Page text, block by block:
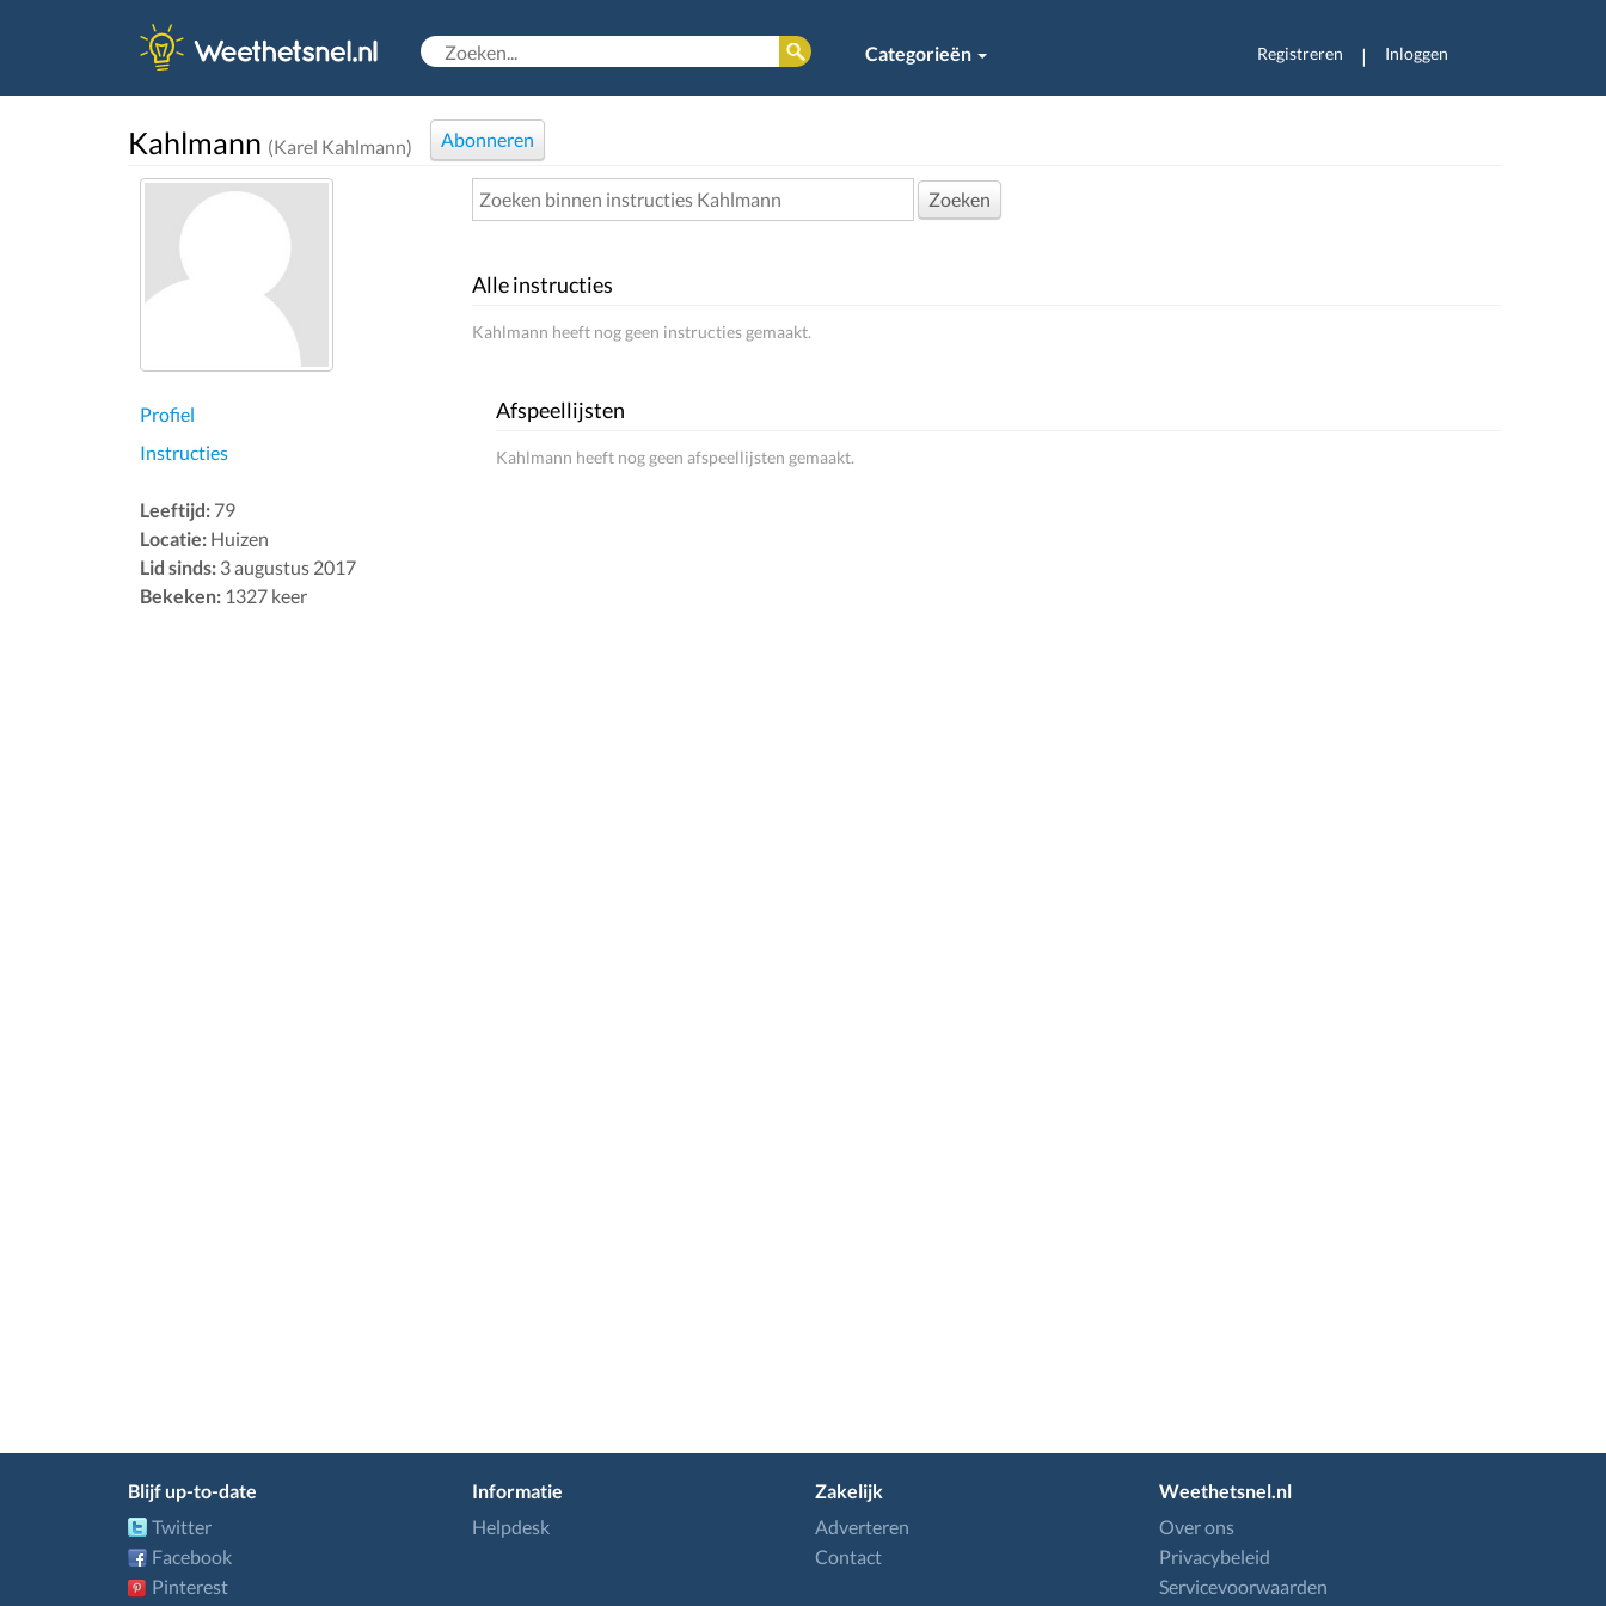
Categorieën Registreren | Inloggen
Kahlmann (Karel Kahlmann) Abonneren
Profiel
Instructies
Leeftijd: 79
Locatie: Huizen
Lid sinds: 3 augustus 2017
Bekeken: 1327 keer
Zoeken
Alle instructies
Kahlmann heeft nog geen instructies gemaakt.
Afspeellijsten
Kahlmann heeft nog geen afspeellijsten gemaakt.
Blijf up-to-date
Twitter
Facebook
Pinterest
Informatie
Helpdesk
Zakelijk
Adverteren
Contact
Weethetsnel.nl
Over ons
Privacybeleid
Servicevoorwaarden